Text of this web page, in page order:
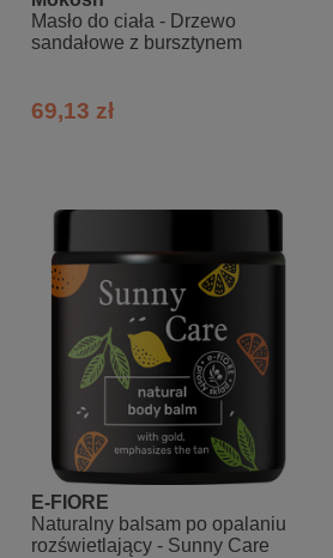
Masło do ciała - Drzewo
sandałowe z bursztynem
69,13 zł
E-FIORE
Naturalny balsam po opalaniu
rozświetlający - Sunny Care